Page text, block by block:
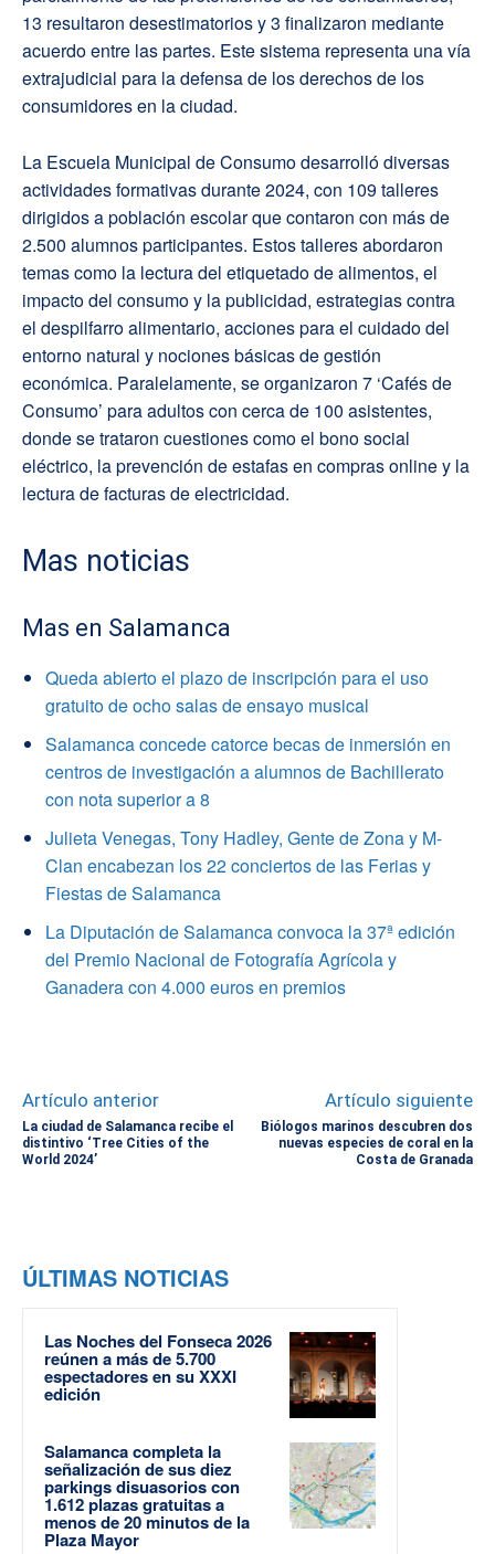
13 resultaron desestimatorios y 3 finalizaron mediante
acuerdo entre las partes. Este sistema representa una vía
extrajudicial para la defensa de los derechos de los
consumidores en la ciudad.
La Escuela Municipal de Consumo desarrolló diversas
actividades formativas durante 2024, con 109 talleres
dirigidos a población escolar que contaron con más de
2.500 alumnos participantes. Estos talleres abordaron
temas como la lectura del etiquetado de alimentos, el
impacto del consumo y la publicidad, estrategias contra
el despilfarro alimentario, acciones para el cuidado del
entorno natural y nociones básicas de gestión
económica. Paralelamente, se organizaron 7 ‘Cafés de
Consumo’ para adultos con cerca de 100 asistentes,
donde se trataron cuestiones como el bono social
eléctrico, la prevención de estafas en compras online y la
lectura de facturas de electricidad.
Mas noticias
Mas en Salamanca
Queda abierto el plazo de inscripción para el uso
gratuito de ocho salas de ensayo musical
Salamanca concede catorce becas de inmersión en
centros de investigación a alumnos de Bachillerato
con nota superior a 8
Julieta Venegas, Tony Hadley, Gente de Zona y M-
Clan encabezan los 22 conciertos de las Ferias y
Fiestas de Salamanca
La Diputación de Salamanca convoca la 37ª edición
del Premio Nacional de Fotografía Agrícola y
Ganadera con 4.000 euros en premios
Artículo anterior
La ciudad de Salamanca recibe el
distintivo ‘Tree Cities of the
World 2024’
Artículo siguiente
Biólogos marinos descubren dos
nuevas especies de coral en la
Costa de Granada
ÚLTIMAS NOTICIAS
Las Noches del Fonseca 2026
reúnen a más de 5.700
espectadores en su XXXI
edición
Salamanca completa la
señalización de sus diez
parkings disuasorios con
1.612 plazas gratuitas a
menos de 20 minutos de la
Plaza Mayor